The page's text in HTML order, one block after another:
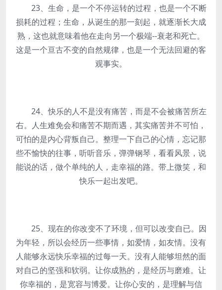
23、生命，是一个不停运转的过程，也是一个不断
损耗的过程；生命，从诞生的那一刻起，就逐渐长大成
熟，这也就意味着他在走向另一个极端--衰老和死亡。
这是一个亘古不变的自然规律，也是一个无法回避的客
观事实。
24、快乐的人不是没有痛苦，而是不会被痛苦所左
右。人生难免会和痛苦不期而遇，其实痛苦并不可怕，
可怕的是内心背叛自己。整理一下自己的心情，忘记那
些不愉快的往事，听听音乐，弹弹钢琴，看看风景，说
能说的话，做个单纯的人，走幸福的路。带上微笑，和
快乐一起出发吧。
25、现在的你改变不了环境，但可以改变自已。因
为年轻，所以会经历一些事情，如爱情，如友情。没有
人能够永远快乐幸福的过每一天。没有人能够坦然的面
对自己的坚强和软弱。让你成熟的，是经历与磨难。让
你幸福的，是宽容与博爱。让你心安的，是理解与信